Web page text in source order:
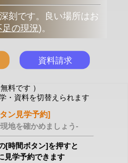
刻です。良い場所はお
の現況)。
無料です ）
・資料を切替えられます
ン見学予約]
地を確かめましょう-
[時間ボタン]を押すと
見学予約できます